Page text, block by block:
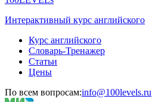
Интерактивный курс английского
Курс английского
Словарь-Тренажер
Статьи
Цены
По всем вопросам:info@100levels.ru